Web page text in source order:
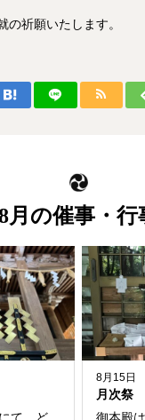
の祈願いたします。
月の催事・行
て、ど
8月15日
月次祭
御本殿